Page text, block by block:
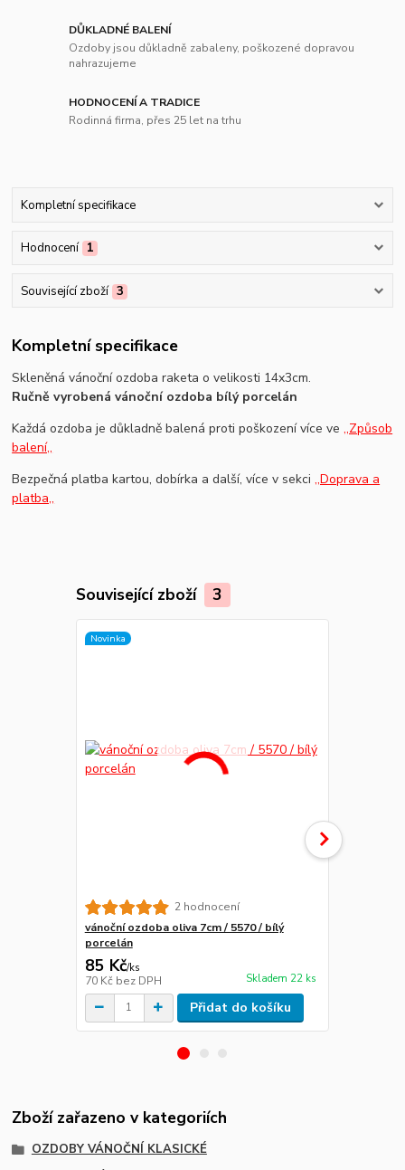
DŮKLADNÉ BALENÍ
Ozdoby jsou důkladně zabaleny, poškozené dopravou
nahrazujeme
HODNOCENÍ A TRADICE
Rodinná firma, přes 25 let na trhu
Kompletní specifikace
Hodnocení 1
Související zboží 3
Kompletní specifikace
Skleněná vánoční ozdoba raketa o velikosti 14x3cm.
Ručně vyrobená vánoční ozdoba bílý porcelán
Každá ozdoba je důkladně balená proti poškození více ve,,Způsob
balení,,
Bezpečná platba kartou, dobírka a další, více v sekci,,Doprava a
platba,,
Související zboží 3
Novinka
2 hodnocení
vánoční ozdoba oliva 7cm / 5570 / bílý
porcelán
85 Kč/ks
70 Kč bez DPH Skladem 22 ks
Přidat do košíku
Zboží zařazeno v kategoriích
OZDOBY VÁNOČNÍ KLASICKÉ